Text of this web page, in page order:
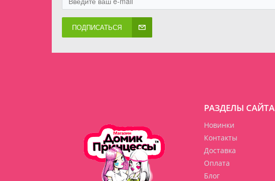
ПОДПИСАТЬСЯ
РАЗДЕЛЫ САЙТА
Новинки
Контакты
Доставка
Оплата
Блог